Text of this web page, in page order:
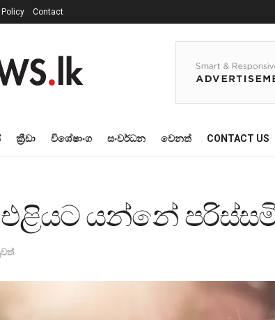
Policy Contact
ක්‍රීඩා විශේෂාංග සංවර්ධන වෙනත් CONTACT US
එළියට යන්නේ